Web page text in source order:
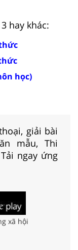
hay khác:
học)
giải bài
mẫu, Thi
ngay ứng
xã hội